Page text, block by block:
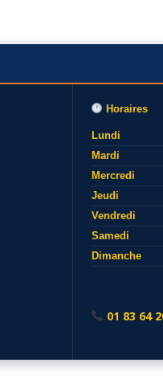
Horaires
Lundi
Mardi
Mercredi
Jeudi
Vendredi
Samedi
Dimanche
01 83 64